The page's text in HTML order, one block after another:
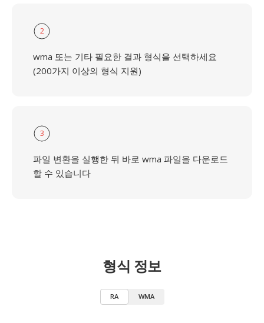
2
wma 또는 기타 필요한 결과 형식을 선택하세요
(200가지 이상의 형식 지원)
3
파일 변환을 실행한 뒤 바로 wma 파일을 다운로드
할 수 있습니다
형식 정보
RA WMA